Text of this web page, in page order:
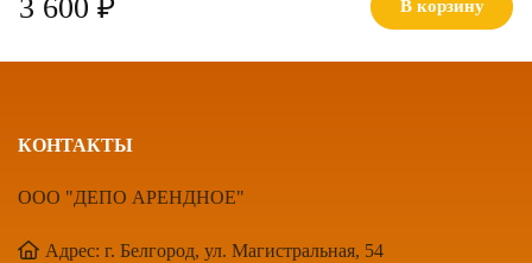
3 600 ₽ В корзину
КОНТАКТЫ
ООО "ДЕПО АРЕНДНОЕ"
Адрес: г. Белгород, ул. Магистральная, 54